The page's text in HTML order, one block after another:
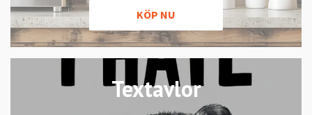
KÖP NU
Textavlor